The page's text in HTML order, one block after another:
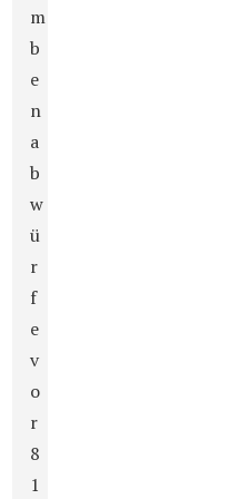
m
b
e
n
a
b
w
ü
r
f
e
v
o
r
8
1